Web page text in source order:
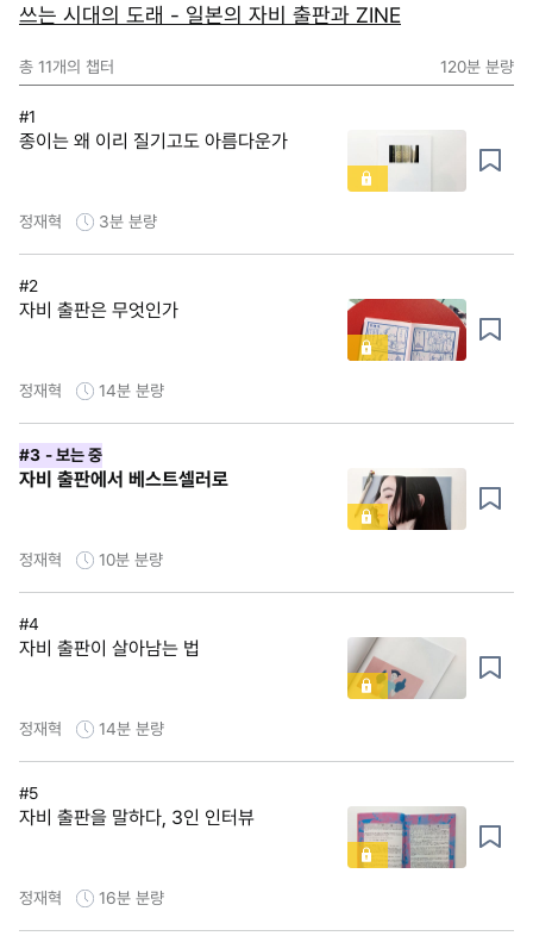
쓰는 시대의 도래 - 일본의 자비 출판과 ZINE
총 11개의 챕터 120분 분량
#1
종이는 왜 이리 질기고도 아름다운가
정재혁 3분 분량
#2
자비 출판은 무엇인가
정재혁 14분 분량
#3 - 보는 중
자비 출판에서 베스트셀러로
정재혁 10분 분량
#4
자비 출판이 살아남는 법
정재혁 14분 분량
#5
자비 출판을 말하다, 3인 인터뷰
정재혁 16분 분량